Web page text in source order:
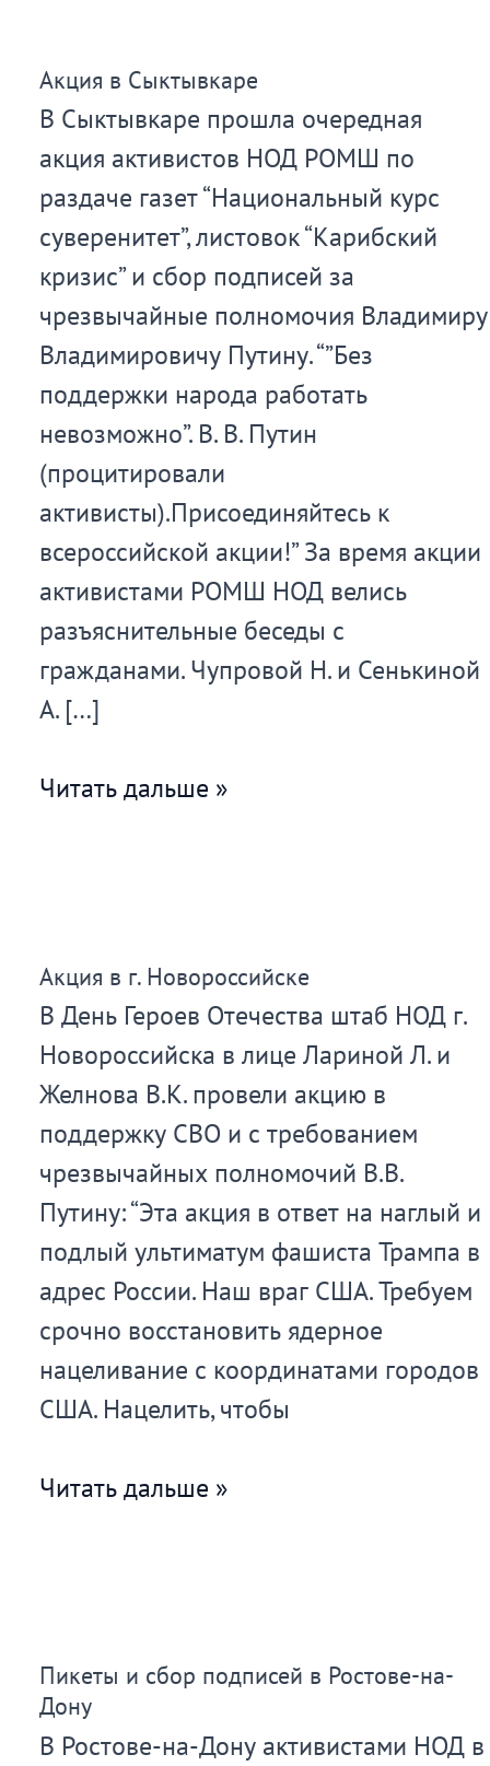
Акция в Сыктывкаре
В Сыктывкаре прошла очередная
акция активистов НОД РОМШ по
раздаче газет “Национальный курс
суверенитет”, листовок “Карибский
кризис” и сбор подписей за
чрезвычайные полномочия Владимиру
Владимировичу Путину. “”Без
поддержки народа работать
невозможно”. В. В. Путин
(процитировали
активисты).Присоединяйтесь к
всероссийской акции!” За время акции
активистами РОМШ НОД велись
разъяснительные беседы с
гражданами. Чупровой Н. и Сенькиной
А. […]
Акция
Читать дальше »
Акция в г. Новороссийске
В День Героев Отечества штаб НОД г.
Новороссийска в лице Лариной Л. и
Желнова В.К. провели акцию в
поддержку СВО и с требованием
чрезвычайных полномочий В.В.
Путину: “Эта акция в ответ на наглый и
подлый ультиматум фашиста Трампа в
адрес России. Наш враг США. Требуем
срочно восстановить ядерное
нацеливание с координатами городов
США. Нацелить, чтобы
Акция
Читать дальше »
Пикеты и сбор подписей в Ростове-на-
Дону
В Ростове-на-Дону активистами НОД в